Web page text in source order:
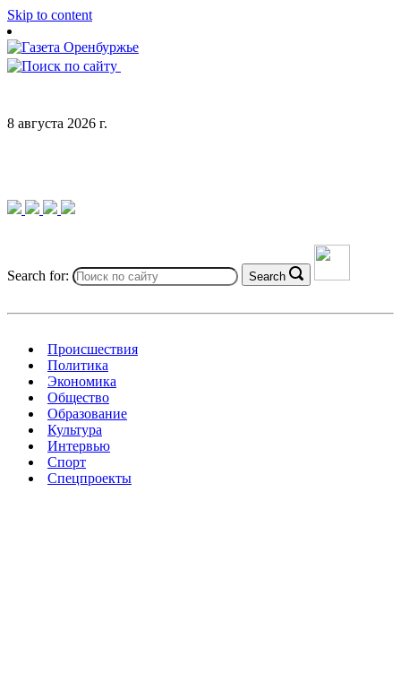
Skip to content
8 августа 2026 г.
Search for: Search
Происшествия
Политика
Экономика
Общество
Образование
Культура
Интервью
Спорт
Спецпроекты